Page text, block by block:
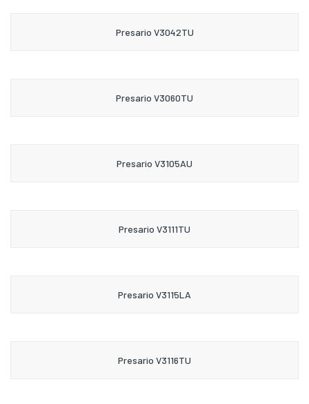
Presario V3042TU
Presario V3060TU
Presario V3105AU
Presario V3111TU
Presario V3115LA
Presario V3116TU